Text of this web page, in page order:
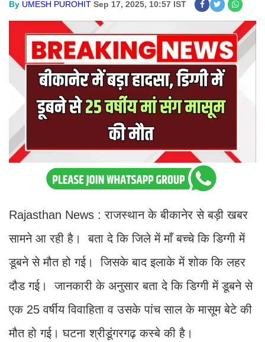
By UMESH PUROHIT Sep 17, 2025, 10:57 IST
Rajasthan News : राजस्थान के बीकानेर से बड़ी खबर
सामने आ रही है। बता दे कि जिले में माँ बच्चे कि डिग्गी में
डूबने से मौत हो गई। जिसके बाद इलाके में शोक कि लहर
दौड गई। जानकारी के अनुसार बता दे कि डिग्गी में डूबने से
एक 25 वर्षीय विवाहिता व उसके पांच साल के मासूम बेटे की
मौत हो गई। घटना श्रीडूंगरगढ़ कस्बे की है।